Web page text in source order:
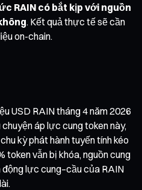
RAIN có bắt kịp với nguồn
. Kết quả thực tế sẽ cần
on-chain.
USD RAIN tháng 4 năm 2026
áp lực cung token này,
kỳ phát hành tuyến tính kéo
token vẫn bị khóa, nguồn cung
lực cung–cầu của RAIN